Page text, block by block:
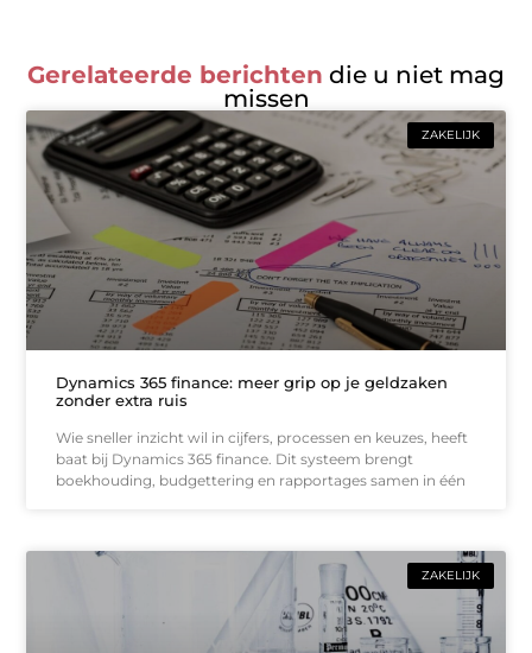
Gerelateerde berichten die u niet mag
missen
ZAKELIJK
Dynamics 365 finance: meer grip op je geldzaken
zonder extra ruis
Wie sneller inzicht wil in cijfers, processen en keuzes, heeft
baat bij Dynamics 365 finance. Dit systeem brengt
boekhouding, budgettering en rapportages samen in één
ZAKELIJK